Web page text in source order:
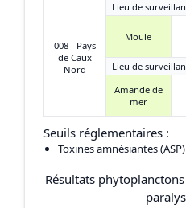
008 - Pays
de Caux
Nord
Lieu de
Moule
Lieu de
Amande de
mer
Seuils réglementaires :
Toxines amnésiantes (ASP)
Résultats